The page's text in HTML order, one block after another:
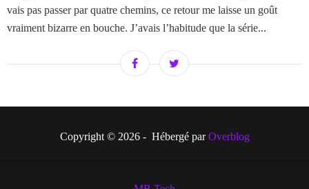
vais pas passer par quatre chemins, ce retour me laisse un goût
vraiment bizarre en bouche. J’avais l’habitude que la série...
Copyright © 2026 - Hébergé parOverblog